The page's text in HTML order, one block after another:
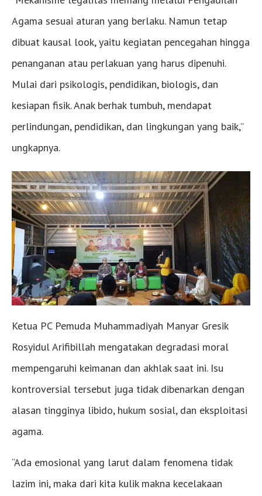
Agama sesuai aturan yang berlaku. Namun tetap
dibuat kausal look, yaitu kegiatan pencegahan hingga
penanganan atau perlakuan yang harus dipenuhi.
Mulai dari psikologis, pendidikan, biologis, dan
kesiapan fisik. Anak berhak tumbuh, mendapat
perlindungan, pendidikan, dan lingkungan yang baik,”
ungkapnya.
Ketua PC Pemuda Muhammadiyah Manyar Gresik
Rosyidul Arifibillah mengatakan degradasi moral
mempengaruhi keimanan dan akhlak saat ini. Isu
kontroversial tersebut juga tidak dibenarkan dengan
alasan tingginya libido, hukum sosial, dan eksploitasi
agama.
“Ada emosional yang larut dalam fenomena tidak
lazim ini, maka dari kita kulik makna kecelakaan